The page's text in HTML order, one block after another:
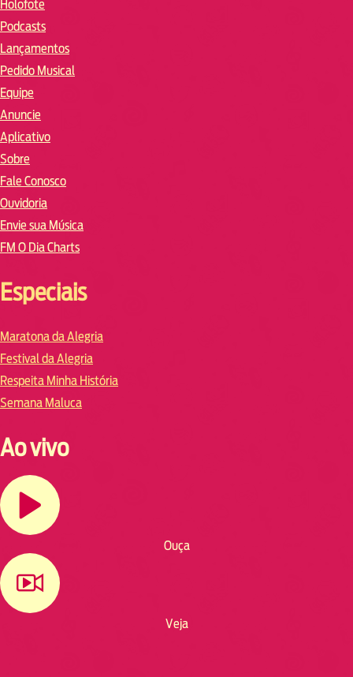
Holofote
Podcasts
Lançamentos
Pedido Musical
Equipe
Anuncie
Aplicativo
Sobre
Fale Conosco
Ouvidoria
Envie sua Música
FM O Dia Charts
Especiais
Maratona da Alegria
Festival da Alegria
Respeita Minha História
Semana Maluca
Ao vivo
Ouça
Veja